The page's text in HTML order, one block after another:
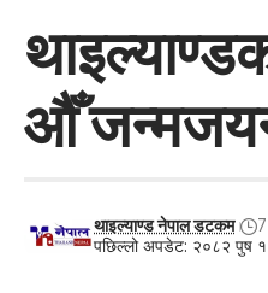
औँ
पछिल्लो अपडेट: २०८२ पुष
थाइल्याण्ड नेपाल डटकम